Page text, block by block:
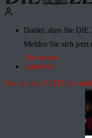
Danke, dass Sie
Melden Sie sich jetzt
Abo testen
Anmelden
Die aktuelle ZEITHitze